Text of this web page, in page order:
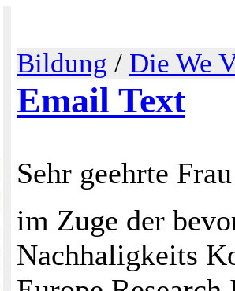
Bildung / Die We
Email Text
Sehr geehrte
im Zuge der
Nachhaligkeits